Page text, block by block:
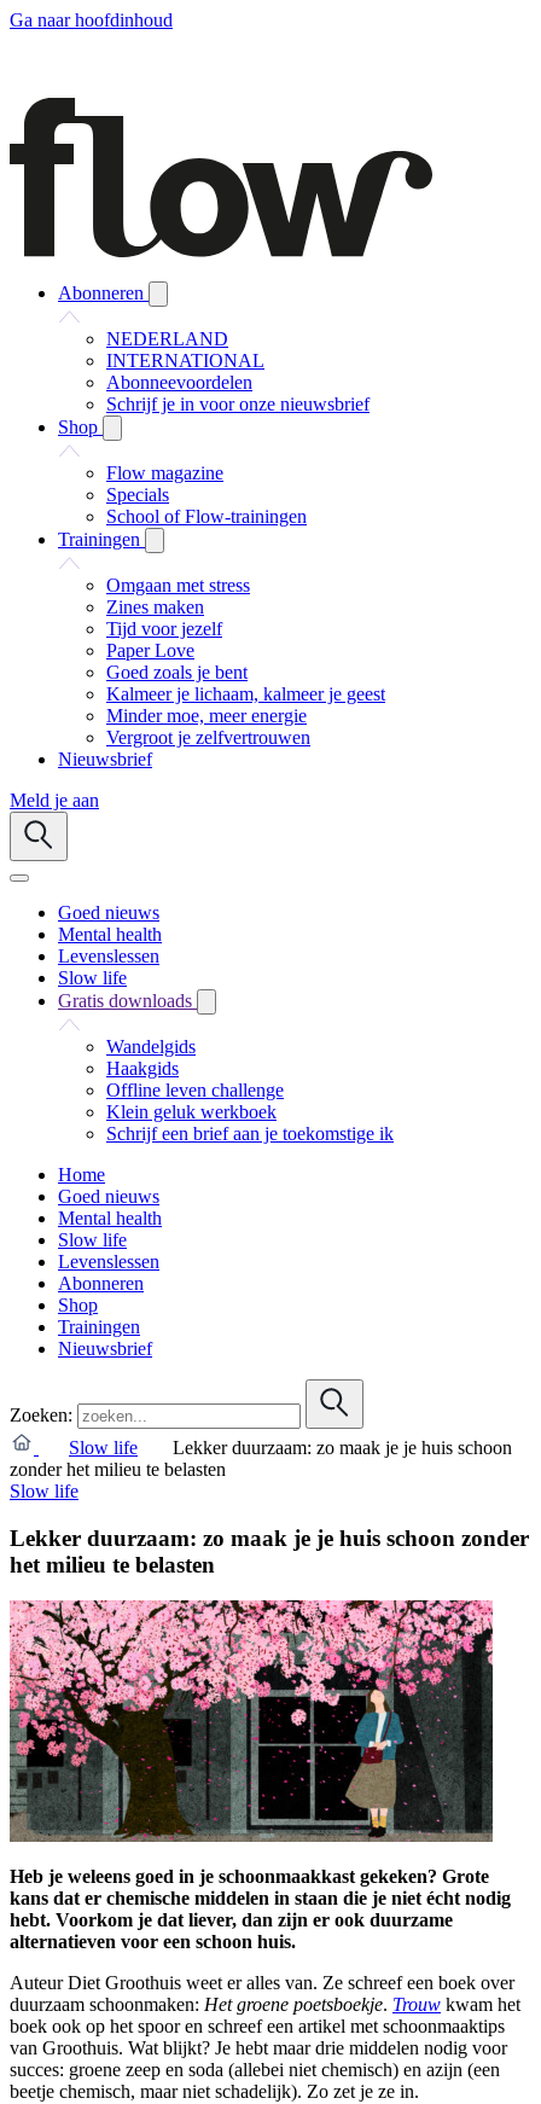
Ga naar hoofdinhoud
Abonneren
NEDERLAND
INTERNATIONAL
Abonneevoordelen
Schrijf je in voor onze nieuwsbrief
Shop
Flow magazine
Specials
School of Flow-trainingen
Trainingen
Omgaan met stress
Zines maken
Tijd voor jezelf
Paper Love
Goed zoals je bent
Kalmeer je lichaam, kalmeer je geest
Minder moe, meer energie
Vergroot je zelfvertrouwen
Nieuwsbrief
Meld je aan
Goed nieuws
Mental health
Levenslessen
Slow life
Gratis downloads
Wandelgids
Haakgids
Offline leven challenge
Klein geluk werkboek
Schrijf een brief aan je toekomstige ik
Home
Goed nieuws
Mental health
Slow life
Levenslessen
Abonneren
Shop
Trainingen
Nieuwsbrief
Zoeken:
Slow life
Lekker duurzaam: zo maak je je huis schoon
zonder het milieu te belasten
Slow life
Lekker duurzaam: zo maak je je huis schoon zonder
het milieu te belasten
Heb je weleens goed in je schoonmaakkast gekeken? Grote
kans dat er chemische middelen in staan die je niet écht nodig
hebt. Voorkom je dat liever, dan zijn er ook duurzame
alternatieven voor een schoon huis.
Auteur Diet Groothuis weet er alles van. Ze schreef een boek over
duurzaam schoonmaken: Het groene poetsboekje. Trouw kwam het
boek ook op het spoor en schreef een artikel met schoonmaaktips
van Groothuis. Wat blijkt? Je hebt maar drie middelen nodig voor
succes: groene zeep en soda (allebei niet chemisch) en azijn (een
beetje chemisch, maar niet schadelijk). Zo zet je ze in.